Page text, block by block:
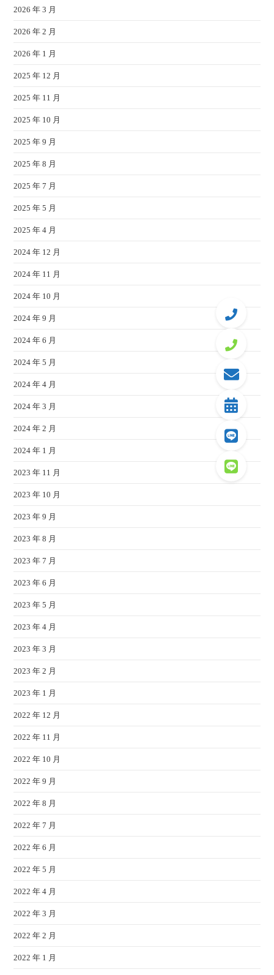
2026 年 3 月
2026 年 2 月
2026 年 1 月
2025 年 12 月
2025 年 11 月
2025 年 10 月
2025 年 9 月
2025 年 8 月
2025 年 7 月
2025 年 5 月
2025 年 4 月
2024 年 12 月
2024 年 11 月
2024 年 10 月
2024 年 9 月
2024 年 6 月
2024 年 5 月
2024 年 4 月
2024 年 3 月
2024 年 2 月
2024 年 1 月
2023 年 11 月
2023 年 10 月
2023 年 9 月
2023 年 8 月
2023 年 7 月
2023 年 6 月
2023 年 5 月
2023 年 4 月
2023 年 3 月
2023 年 2 月
2023 年 1 月
2022 年 12 月
2022 年 11 月
2022 年 10 月
2022 年 9 月
2022 年 8 月
2022 年 7 月
2022 年 6 月
2022 年 5 月
2022 年 4 月
2022 年 3 月
2022 年 2 月
2022 年 1 月